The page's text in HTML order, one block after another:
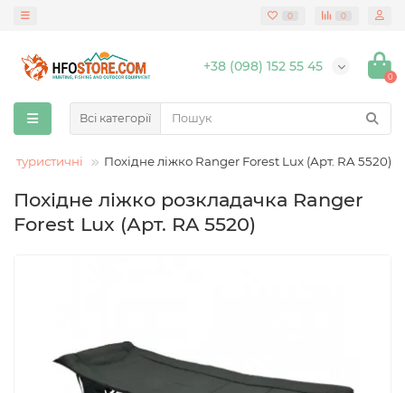
0 0
+38 (098) 152 55 45
0
Всі категорії
туристичні Похідне ліжко Ranger Forest Lux (Арт. RA 5520)
Похідне ліжко розкладачка Ranger
Forest Lux (Арт. RA 5520)